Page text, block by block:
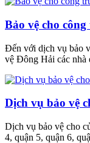
Bảo vệ cho
Đến với dịch vụ bảo
vệ Đông Hải các nhà
Dịch vụ bảo vệ
Dịch vụ bảo vệ cho
4, quận 5, quận 6,